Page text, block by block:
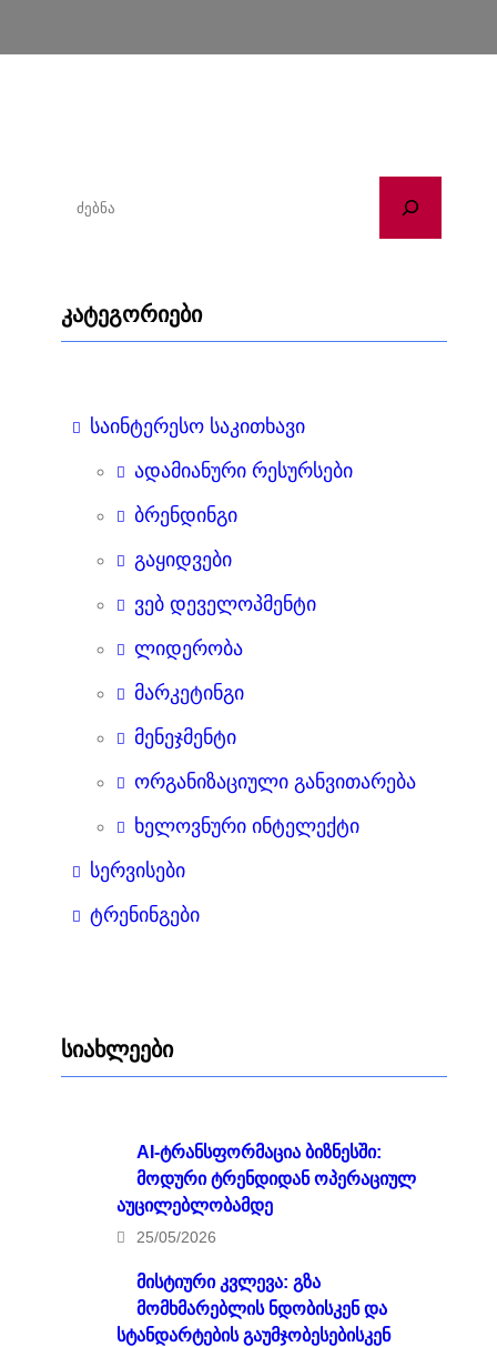
აკატეგორიები
საინტერესო საკითხავი
ადამიანური რესურსები
ბრენდინგი
გაყიდვები
ვებ დეველოპმენტი
ლიდერობა
მარკეტინგი
მენეჯმენტი
ორგანიზაციული განვითარება
ხელოვნური ინტელექტი
სერვისები
ტრენინგები
სიახლეები
AI-ტრანსფორმაცია ბიზნესში:
მოდური ტრენდიდან ოპერაციულ
აუცილებლობამდე
25/05/2026
მისტიური კვლევა: გზა
მომხმარებლის ნდობისკენ და
სტანდარტების გაუმჯობესებისკენ